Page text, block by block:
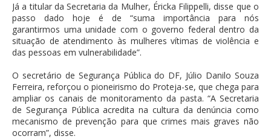
Já a titular da Secretaria da Mulher, Éricka Filippelli, disse que o
passo dado hoje é de “suma importância para nós
garantirmos uma unidade com o governo federal dentro da
situação de atendimento às mulheres vítimas de violência e
das pessoas em vulnerabilidade”.
O secretário de Segurança Pública do DF, Júlio Danilo Souza
Ferreira, reforçou o pioneirismo do Proteja-se, que chega para
ampliar os canais de monitoramento da pasta. “A Secretaria
de Segurança Pública acredita na cultura da denúncia como
mecanismo de prevenção para que crimes mais graves não
ocorram”, disse.